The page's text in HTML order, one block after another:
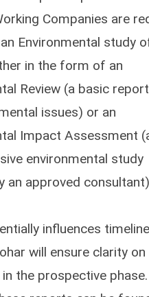
Companies are
Environmental study
in the form of an
Review (a basic
issues) or an
Impact Assessment
environmental study
an approved
influences
will ensure clarity
the prospective